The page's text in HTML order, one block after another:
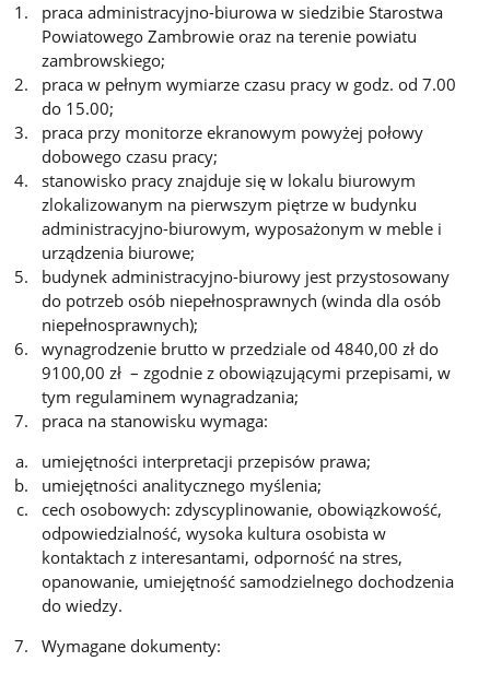
praca administracyjno-biurowa w siedzibie Starostwa
Powiatowego Zambrowie oraz na terenie powiatu
zambrowskiego;
praca w pełnym wymiarze czasu pracy w godz. od 7.00
do 15.00;
praca przy monitorze ekranowym powyżej połowy
dobowego czasu pracy;
stanowisko pracy znajduje się w lokalu biurowym
zlokalizowanym na pierwszym piętrze w budynku
administracyjno-biurowym, wyposażonym w meble i
urządzenia biurowe;
budynek administracyjno-biurowy jest przystosowany
do potrzeb osób niepełnosprawnych (winda dla osób
niepełnosprawnych);
wynagrodzenie brutto w przedziale od 4840,00 zł do
9100,00 zł – zgodnie z obowiązującymi przepisami, w
tym regulaminem wynagradzania;
praca na stanowisku wymaga:
umiejętności interpretacji przepisów prawa;
umiejętności analitycznego myślenia;
cech osobowych: zdyscyplinowanie, obowiązkowość,
odpowiedzialność, wysoka kultura osobista w
kontaktach z interesantami, odporność na stres,
opanowanie, umiejętność samodzielnego dochodzenia
do wiedzy.
Wymagane dokumenty: